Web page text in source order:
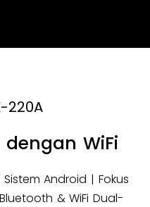
220A
WiFi
Android | Fokus
& WiFi Dual-